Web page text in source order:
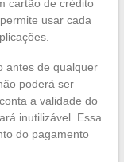
cartão de crédito
usar cada
antes de qualquer
poderá ser
a validade do
inutilizável. Essa
do pagamento